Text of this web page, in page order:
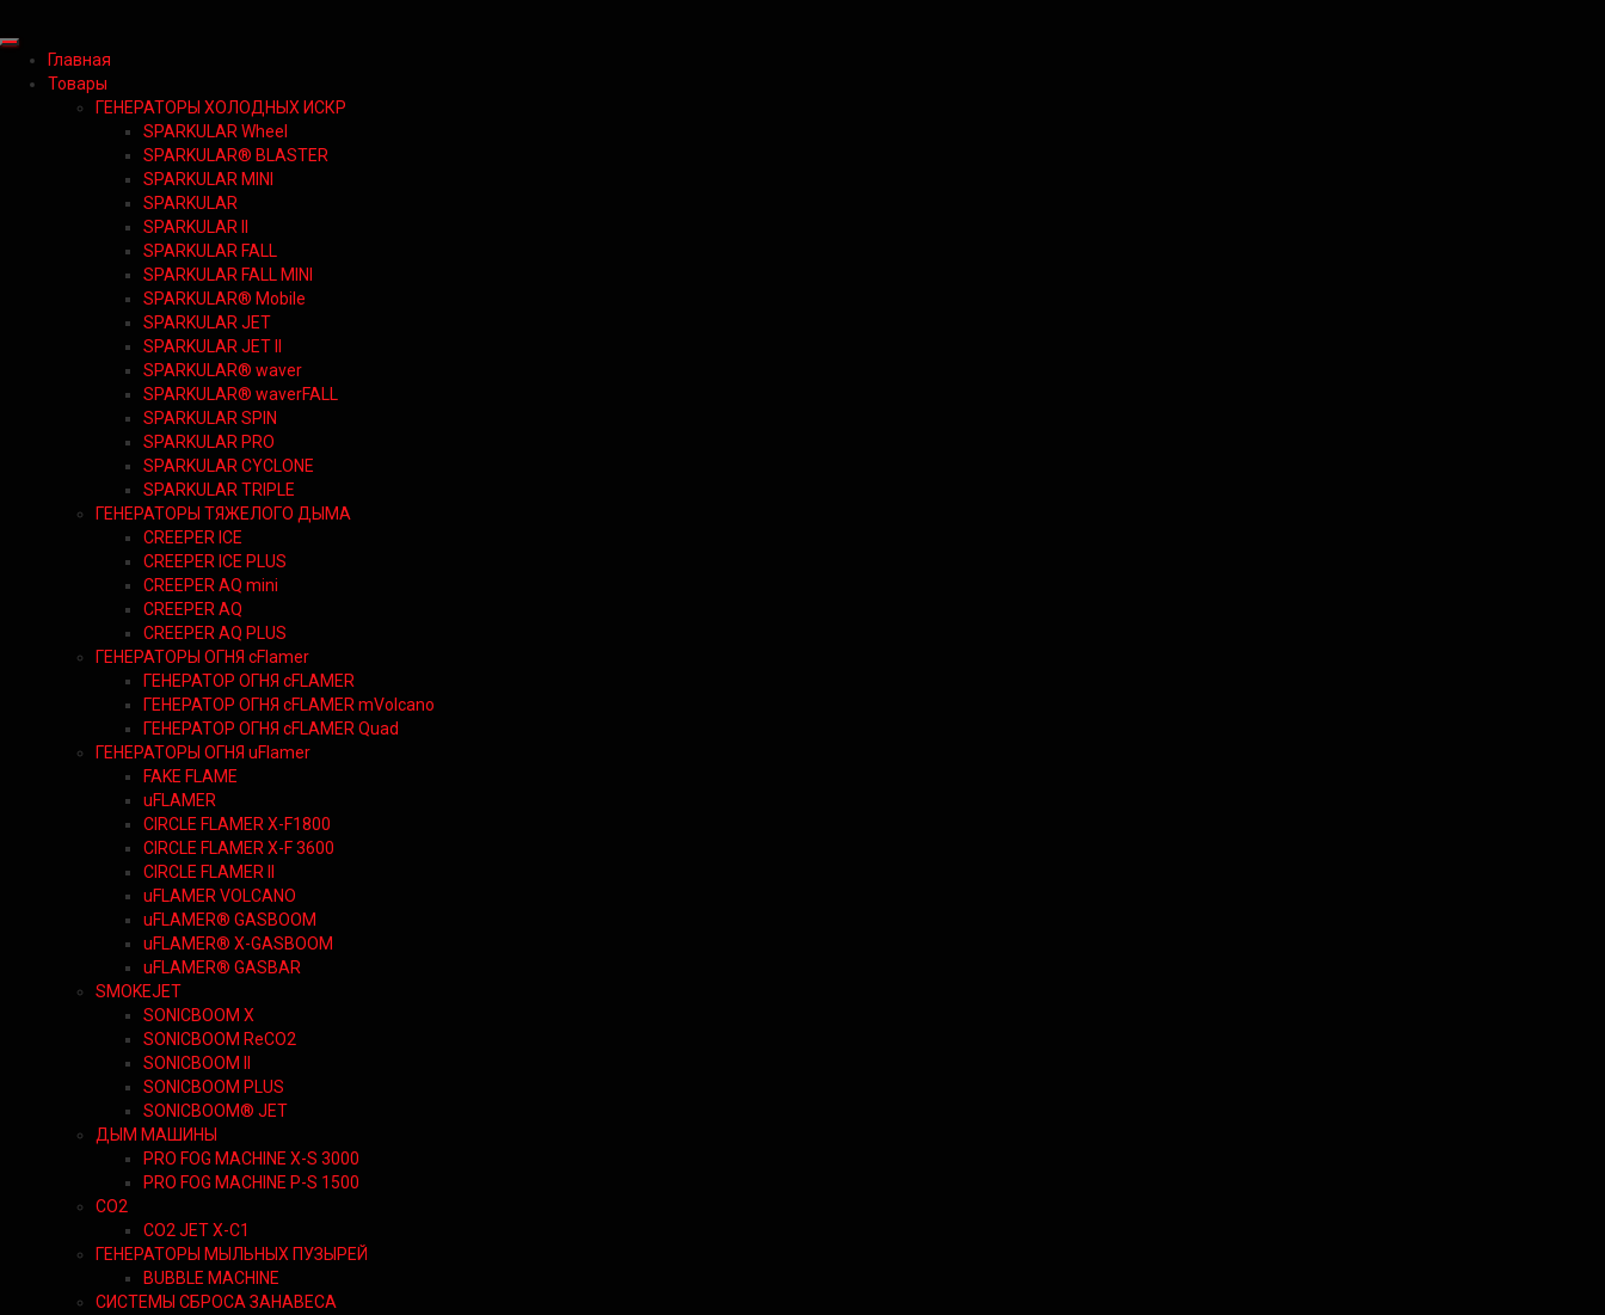
Главная
Товары
ГЕНЕРАТОРЫ ХОЛОДНЫХ ИСКР
SPARKULAR Wheel
SPARKULAR® BLASTER
SPARKULAR MINI
SPARKULAR
SPARKULAR II
SPARKULAR FALL
SPARKULAR FALL MINI
SPARKULAR® Mobile
SPARKULAR JET
SPARKULAR JET II
SPARKULAR® waver
SPARKULAR® waverFALL
SPARKULAR SPIN
SPARKULAR PRO
SPARKULAR CYCLONE
SPARKULAR TRIPLE
ГЕНЕРАТОРЫ ТЯЖЕЛОГО ДЫМА
CREEPER ICE
CREEPER ICE PLUS
CREEPER AQ mini
CREEPER AQ
CREEPER AQ PLUS
ГЕНЕРАТОРЫ ОГНЯ cFlamer
ГЕНЕРАТОР ОГНЯ сFLAMER
ГЕНЕРАТОР ОГНЯ сFLAMER mVolcano
ГЕНЕРАТОР ОГНЯ сFLAMER Quad
ГЕНЕРАТОРЫ ОГНЯ uFlamer
FAKE FLAME
uFLAMER
CIRCLE FLAMER X-F1800
CIRCLE FLAMER X-F 3600
CIRCLE FLAMER II
uFLAMER VOLCANO
uFLAMER® GASBOOM
uFLAMER® X-GASBOOM
uFLAMER® GASBAR
SMOKEJET
SONICBOOM X
SONICBOOM ReCO2
SONICBOOM II
SONICBOOM PLUS
SONICBOOM® JET
ДЫМ МАШИНЫ
PRO FOG MACHINE X-S 3000
PRO FOG MACHINE P-S 1500
CO2
CO2 JET X-C1
ГЕНЕРАТОРЫ МЫЛЬНЫХ ПУЗЫРЕЙ
BUBBLE MACHINE
СИСТЕМЫ СБРОСА ЗАНАВЕСА